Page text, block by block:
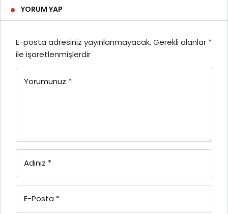
YORUM YAP
E-posta adresiniz yayınlanmayacak. Gerekli alanlar *
ile işaretlenmişlerdir
Yorumunuz *
Adınız *
E-Posta *